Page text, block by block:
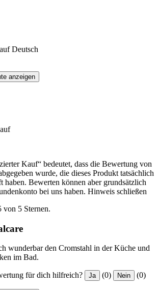
Deutsch
anzeigen
Kauf“ bedeutet, dass die Bewertung von
wurde, die dieses Produkt tatsächlich
haben. Bewerten können aber grundsätzlich
bei uns haben. Hinweis schließen
von 5 Sternen.
wunderbar den Cromstahl in der Küche und
im Bad.
für dich hilfreich? Ja (0) Nein (0)